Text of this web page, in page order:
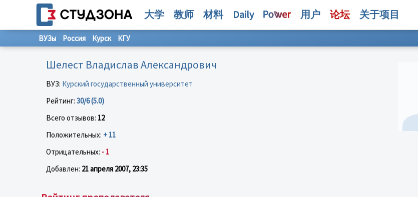
大学 教师 材料 Daily 用户 论坛 关于项目
ВУЗы Россия Курск КГУ
Шелест Владислав Александрович
ВУЗ: Курский государственный университет
Рейтинг: 30/6 (5.0)
Всего отзывов: 12
Положительных: + 11
Отрицательных: - 1
Добавлен: 21 апреля 2007, 23:35